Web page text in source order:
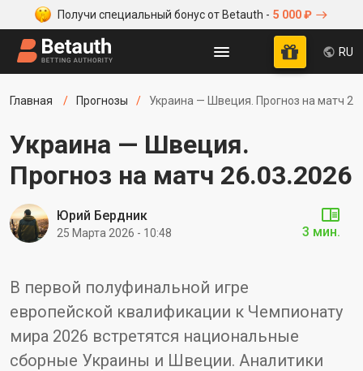
Получи специальный бонус от Betauth - 5 000 ₽
RU
Главная Прогнозы Украина — Швеция. Прогноз на матч
Украина — Швеция.
Прогноз на матч 26.03.2026
В первой полуфинальной игре
европейской квалификации к Чемпионату
мира 2026 встретятся национальные
сборные Украины и Швеции. Аналитики
Юрий Бердник
25 Марта 2026 - 10:48 3 мин.